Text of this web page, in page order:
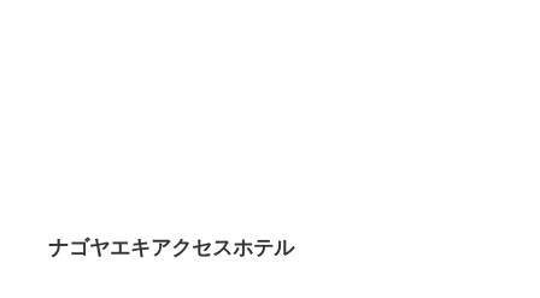
ナゴヤエキアクセスホテル